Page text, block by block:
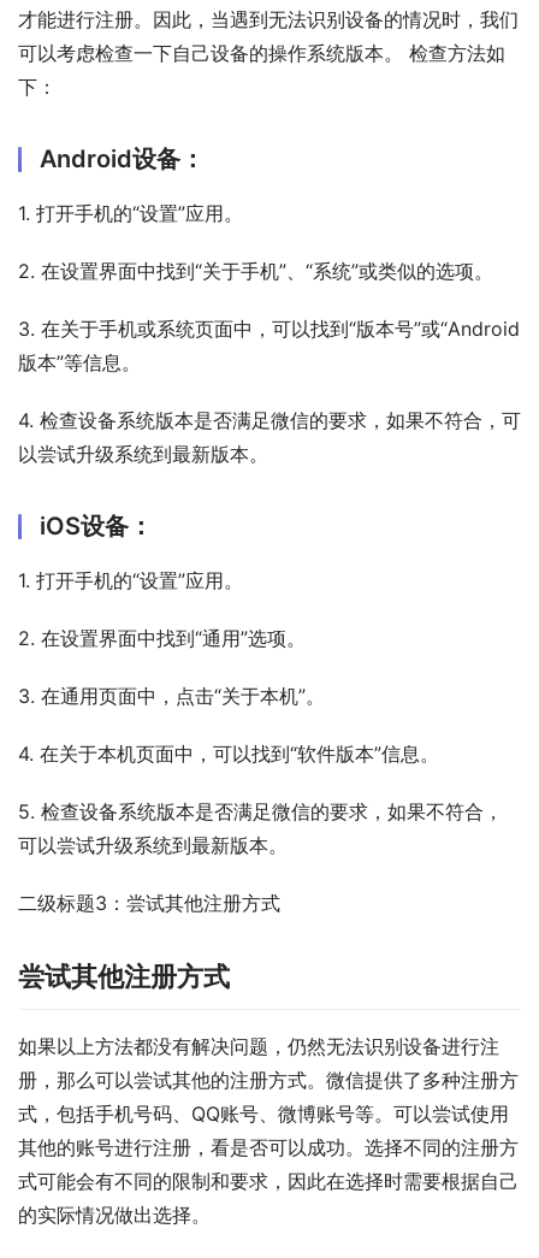
才能进行注册。因此，当遇到无法识别设备的情况时，我们
可以考虑检查一下自己设备的操作系统版本。 检查方法如
下：
Android设备：
1. 打开手机的“设置”应用。
2. 在设置界面中找到“关于手机”、“系统”或类似的选项。
3. 在关于手机或系统页面中，可以找到“版本号”或“Android
版本”等信息。
4. 检查设备系统版本是否满足微信的要求，如果不符合，可
以尝试升级系统到最新版本。
iOS设备：
1. 打开手机的“设置”应用。
2. 在设置界面中找到“通用”选项。
3. 在通用页面中，点击“关于本机”。
4. 在关于本机页面中，可以找到“软件版本”信息。
5. 检查设备系统版本是否满足微信的要求，如果不符合，
可以尝试升级系统到最新版本。
二级标题3：尝试其他注册方式
尝试其他注册方式
如果以上方法都没有解决问题，仍然无法识别设备进行注
册，那么可以尝试其他的注册方式。微信提供了多种注册方
式，包括手机号码、QQ账号、微博账号等。可以尝试使用
其他的账号进行注册，看是否可以成功。选择不同的注册方
式可能会有不同的限制和要求，因此在选择时需要根据自己
的实际情况做出选择。